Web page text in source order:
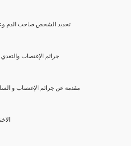
(14) تحديد الشخص صاحب الدم
5- جرائم الإغتصاب
(15) مقدمة عن جرائم الإغتصاب و
(16)